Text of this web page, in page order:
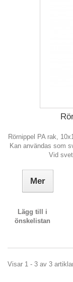
Rörnippel PA rak,
Kan användas som
Vid
Mer
Lägg till i
önskelistan
Visar 1 - 3 av 3